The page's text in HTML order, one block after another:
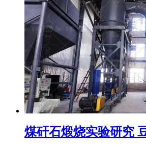
煤矸石煅烧实验研究